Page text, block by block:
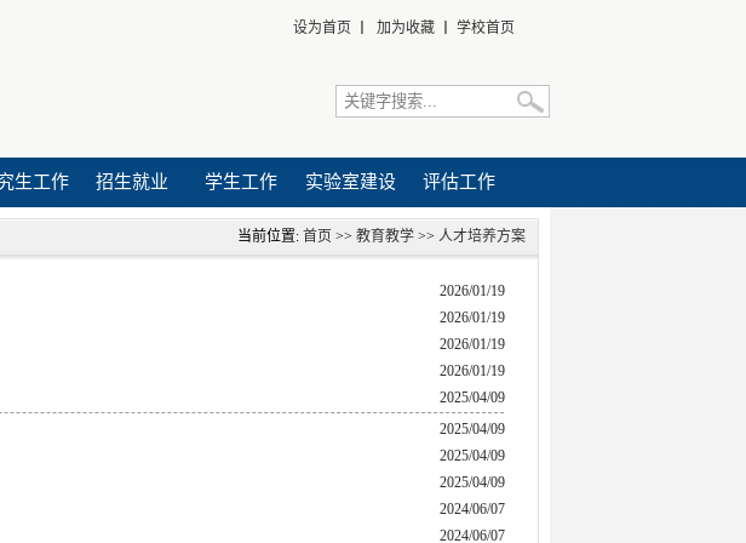
设为首页 加为收藏 学校首页
生工作 招生就业 学生工作 实验室建设 评估工作
当前位置: 首页 >> 教育教学 >> 人才培养方案
2026/01/19
2026/01/19
2026/01/19
2026/01/19
2025/04/09
2025/04/09
2025/04/09
2025/04/09
2024/06/07
2024/06/07